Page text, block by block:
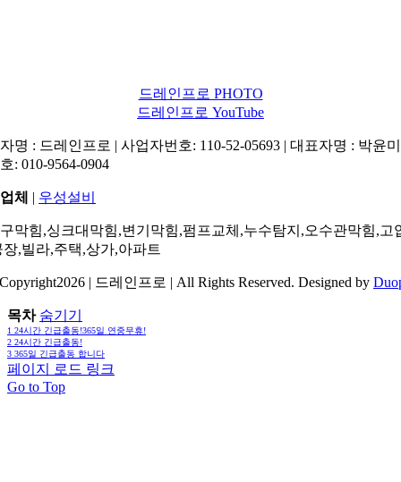
드레인프로 PHOTO
드레인프로 YouTube
명 : 드레인프로 | 사업자번호: 110-52-05693 | 대표자명 : 박윤
: 010-9564-0904
체 | 우성설비
막힘,싱크대막힘,변기막힘,펌프교체,누수탐지,오수관막힘,고
장,빌라,주택,상가,아파트
| 드레인프로 | All Rights Reserved. Designed by
목차 숨기기
1 24시간 긴급출동!365일 연중무휴!
2 24시간 긴급출동!
3 365일 긴급출동 합니다
페이지 로드 링크
Go to Top